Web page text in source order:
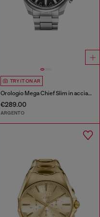
TRY IT ON AR
Orologio Mega Chief Slim in acciaio inossidabile
€289.00
ARGENTO